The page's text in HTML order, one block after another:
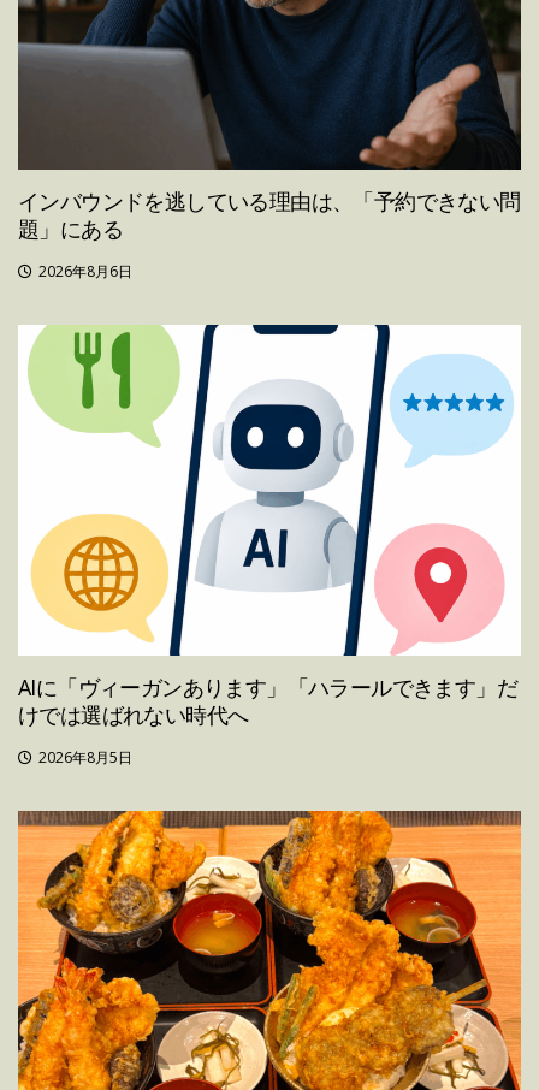
インバウンドを逃している理由は、「予約できない問
題」にある
2026年8月6日
AIに「ヴィーガンあります」「ハラールできます」だ
けでは選ばれない時代へ
2026年8月5日